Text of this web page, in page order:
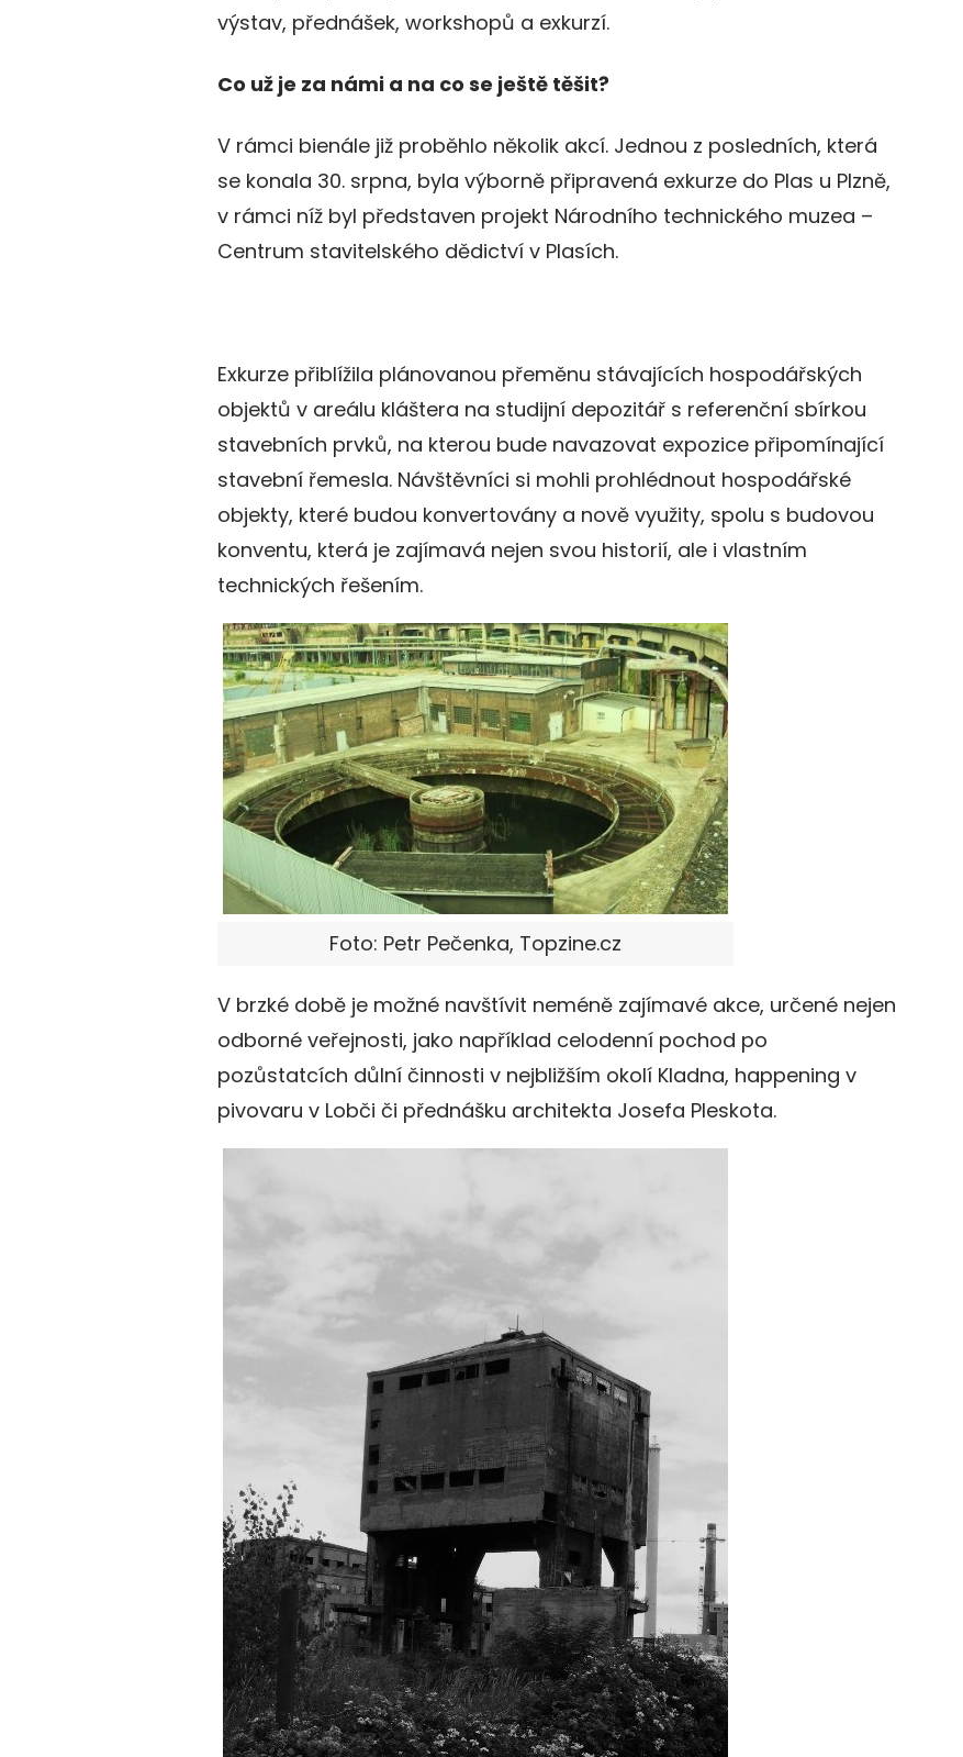
výstav, přednášek, workshopů a exkurzí.
Co už je za námi a na co se ještě těšit?
V rámci bienále již proběhlo několik akcí. Jednou z posledních, která
se konala 30. srpna, byla výborně připravená exkurze do Plas u Plzně,
v rámci níž byl představen projekt Národního technického muzea –
Centrum stavitelského dědictví v Plasích.
Exkurze přiblížila plánovanou přeměnu stávajících hospodářských
objektů v areálu kláštera na studijní depozitář s referenční sbírkou
stavebních prvků, na kterou bude navazovat expozice připomínající
stavební řemesla. Návštěvníci si mohli prohlédnout hospodářské
objekty, které budou konvertovány a nově využity, spolu s budovou
konventu, která je zajímavá nejen svou historií, ale i vlastním
technických řešením.
Foto: Petr Pečenka, Topzine.cz
V brzké době je možné navštívit neméně zajímavé akce, určené nejen
odborné veřejnosti, jako například celodenní pochod po
pozůstatcích důlní činnosti v nejbližším okolí Kladna, happening v
pivovaru v Lobči či přednášku architekta Josefa Pleskota.